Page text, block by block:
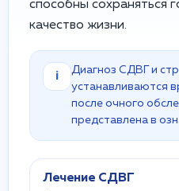
способны сохраняться
качество жизни.
i
Диагноз СДВГ и
устанавливаются
после очного
представлена в
Лечение СДВГ